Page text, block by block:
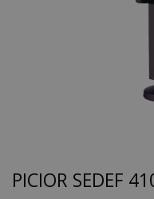
PICIOR SEDEF